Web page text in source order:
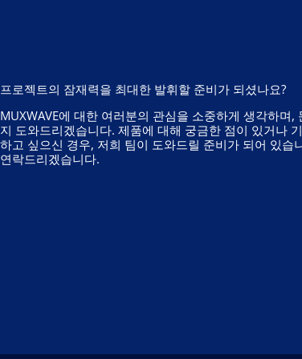
프로젝트의 잠재력을 최대한 발휘할 준비가 되셨나요?
MUXWAVE에 대한 여러분의 관심을 소중하게 생각하며
지 도와드리겠습니다. 제품에 대해 궁금한 점이 있거나
하고 싶으신 경우, 저희 팀이 도와드릴 준비가 되어 있습
연락드리겠습니다.